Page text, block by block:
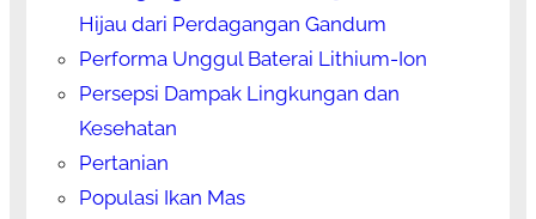
Hijau dari Perdagangan Gandum
Performa Unggul Baterai Lithium-Ion
Persepsi Dampak Lingkungan dan
Kesehatan
Pertanian
Populasi Ikan Mas